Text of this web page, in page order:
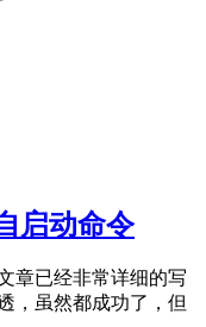
启动命令
章已经非常详细的写
，虽然都成功了，但